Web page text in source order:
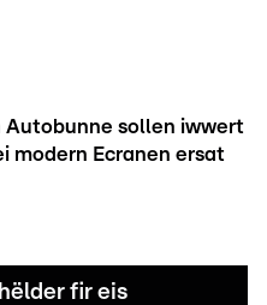
Autobunne sollen iwwert
modern Ecranen ersat
fir eis